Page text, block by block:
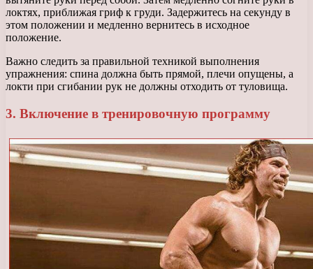
локтях, приближая гриф к груди. Задержитесь на секунду в
этом положении и медленно вернитесь в исходное
положение.
Важно следить за правильной техникой выполнения
упражнения: спина должна быть прямой, плечи опущены, а
локти при сгибании рук не должны отходить от туловища.
3. Включение в тренировочную программу